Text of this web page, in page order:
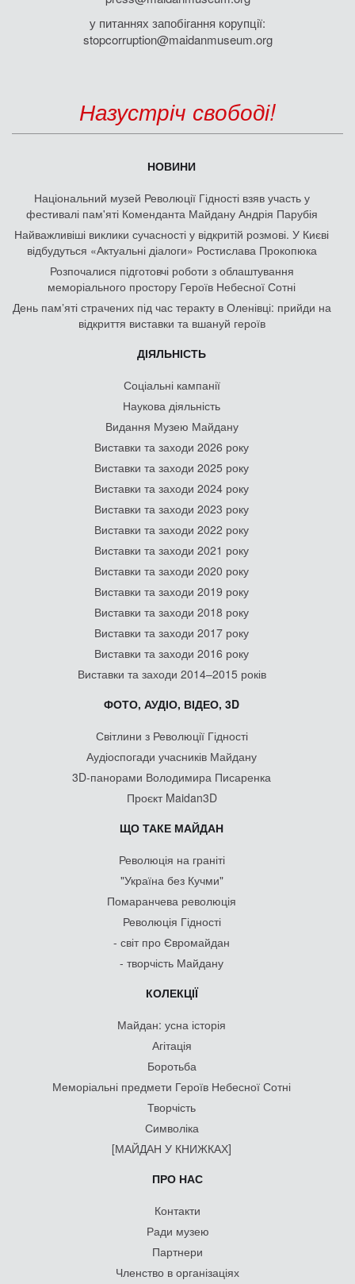
у питаннях запобігання корупції:
stopcorruption@maidanmuseum.org
Назустріч свободі!
НОВИНИ
Національний музей Революції Гідності взяв участь у
фестивалі пам'яті Коменданта Майдану Андрія Парубія
Найважливіші виклики сучасності у відкритій розмові. У Києві
відбудуться «Актуальні діалоги» Ростислава Прокопюка
Розпочалися підготовчі роботи з облаштування
меморіального простору Героїв Небесної Сотні
День памʼяті страчених під час теракту в Оленівці: прийди на
відкриття виставки та вшануй героїв
ДІЯЛЬНІСТЬ
Соціальні кампанії
Наукова діяльність
Видання Музею Майдану
Виставки та заходи 2026 року
Виставки та заходи 2025 року
Виставки та заходи 2024 року
Виставки та заходи 2023 року
Виставки та заходи 2022 року
Виставки та заходи 2021 року
Виставки та заходи 2020 року
Виставки та заходи 2019 року
Виставки та заходи 2018 року
Виставки та заходи 2017 року
Виставки та заходи 2016 року
Виставки та заходи 2014–2015 років
ФОТО, АУДІО, ВІДЕО, 3D
Світлини з Революції Гідності
Аудіоспогади учасників Майдану
3D-панорами Володимира Писаренка
Проєкт Maidan3D
ЩО ТАКЕ МАЙДАН
Революція на граніті
"Україна без Кучми"
Помаранчева революція
Революція Гідності
- світ про Євромайдан
- творчість Майдану
КОЛЕКЦІЇ
Майдан: усна історія
Агітація
Боротьба
Меморіальні предмети Героїв Небесної Сотні
Творчість
Символіка
[МАЙДАН У КНИЖКАХ]
ПРО НАС
Контакти
Ради музею
Партнери
Членство в організаціях